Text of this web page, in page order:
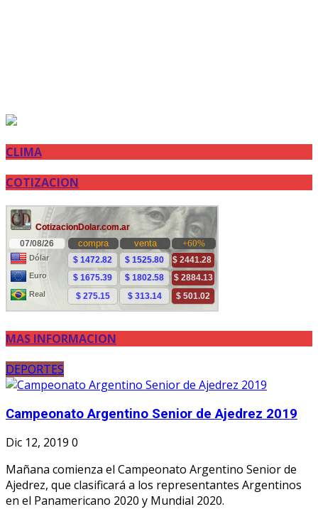
CLIMA
COTIZACION
MAS INFORMACION
DEPORTES
Campeonato Argentino Senior de Ajedrez 2019
Dic 12, 2019 0
Mañana comienza el Campeonato Argentino Senior de
Ajedrez, que clasificará a los representantes Argentinos
en el Panamericano 2020 y Mundial 2020.